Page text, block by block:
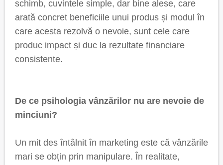
schimb, cuvintele simple, dar bine alese, care
arată concret beneficiile unui produs și modul în
care acesta rezolvă o nevoie, sunt cele care
produc impact și duc la rezultate financiare
consistente.
De ce psihologia vânzărilor nu are nevoie de
minciuni?
Un mit des întâlnit în marketing este că vânzările
mari se obțin prin manipulare. În realitate,